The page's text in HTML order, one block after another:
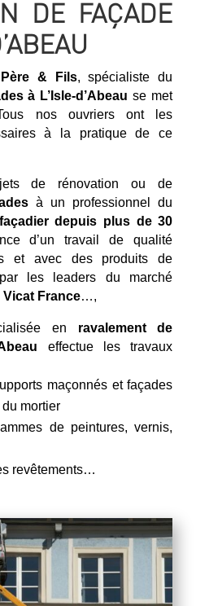
DE FAÇADE
& Fils, spécialiste du
à L’Isle-d’Abeau se met
nos ouvriers ont les
à la pratique de ce
de rénovation ou de
à un professionnel du
depuis plus de 30
d’un travail de qualité
et avec des produits de
les leaders du marché
Vicat France…,
en ravalement de
effectue les travaux
maçonnés et façades
mortier
de peintures, vernis,
revêtements…